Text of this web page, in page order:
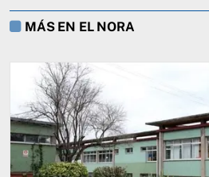
MÁS EN EL NORA